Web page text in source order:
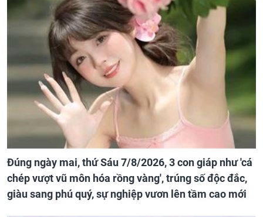
Đúng ngày mai, thứ Sáu 7/8/2026, 3 con giáp như 'cá
chép vượt vũ môn hóa rồng vàng', trúng số độc đắc,
giàu sang phú quý, sự nghiệp vươn lên tầm cao mới